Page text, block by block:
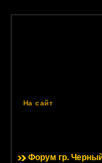
На сайт
Форум гр.